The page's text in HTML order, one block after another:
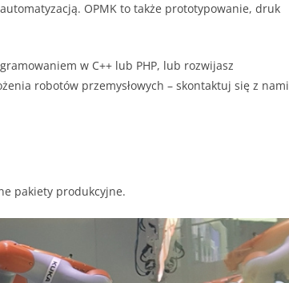
OPMK to także prototypowanie, druk
w C++ lub PHP, lub rozwijasz
robotów przemysłowych – skontaktuj się z nami
pakiety produkcyjne.